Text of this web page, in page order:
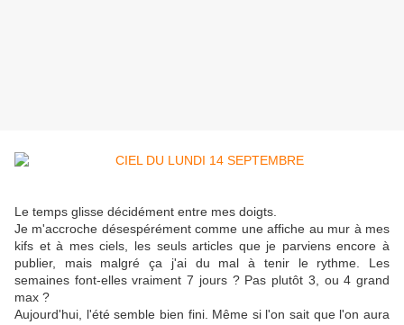
Le temps glisse décidément entre mes doigts.
Je m'accroche désespérément comme une affiche au mur à mes
kifs et à mes ciels, les seuls articles que je parviens encore à
publier, mais malgré ça j'ai du mal à tenir le rythme. Les
semaines font-elles vraiment 7 jours ? Pas plutôt 3, ou 4 grand
max ?
Aujourd'hui, l'été semble bien fini. Même si l'on sait que l'on aura